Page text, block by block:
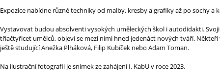
Expozice nabídne různé techniky od malby, kresby a grafiky až po sochy a
Vystavovat budou absolventi vysokých uměleckých škol i autodidakti.
třiačtyřicet umělců, objeví se mezi nimi hned jedenáct nových tváří.
ještě studující Anežka Plháková, Filip Kubíček nebo Adam Toman.
Na ilustrační fotografii je snímek ze zahájení I. KabU v roce 2023.